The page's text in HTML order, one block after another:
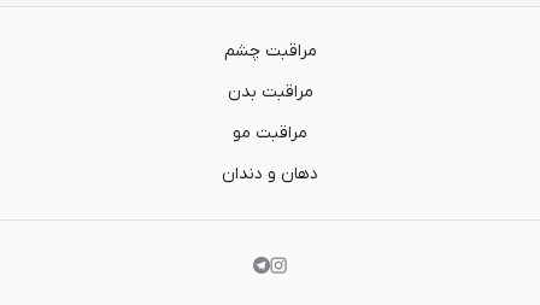
مراقبت چشم
مراقبت بدن
مراقبت مو
دهان و دندان